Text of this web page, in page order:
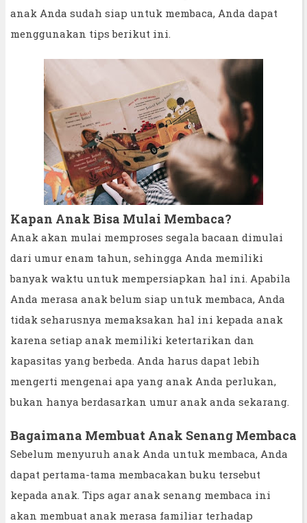
anak Anda sudah siap untuk membaca, Anda dapat
menggunakan tips berikut ini.
Kapan Anak Bisa Mulai Membaca?
Anak akan mulai memproses segala bacaan dimulai
dari umur enam tahun, sehingga Anda memiliki
banyak waktu untuk mempersiapkan hal ini. Apabila
Anda merasa anak belum siap untuk membaca, Anda
tidak seharusnya memaksakan hal ini kepada anak
karena setiap anak memiliki ketertarikan dan
kapasitas yang berbeda. Anda harus dapat lebih
mengerti mengenai apa yang anak Anda perlukan,
bukan hanya berdasarkan umur anak anda sekarang.
Bagaimana Membuat Anak Senang Membaca
Sebelum menyuruh anak Anda untuk membaca, Anda
dapat pertama-tama membacakan buku tersebut
kepada anak. Tips agar anak senang membaca ini
akan membuat anak merasa familiar terhadap